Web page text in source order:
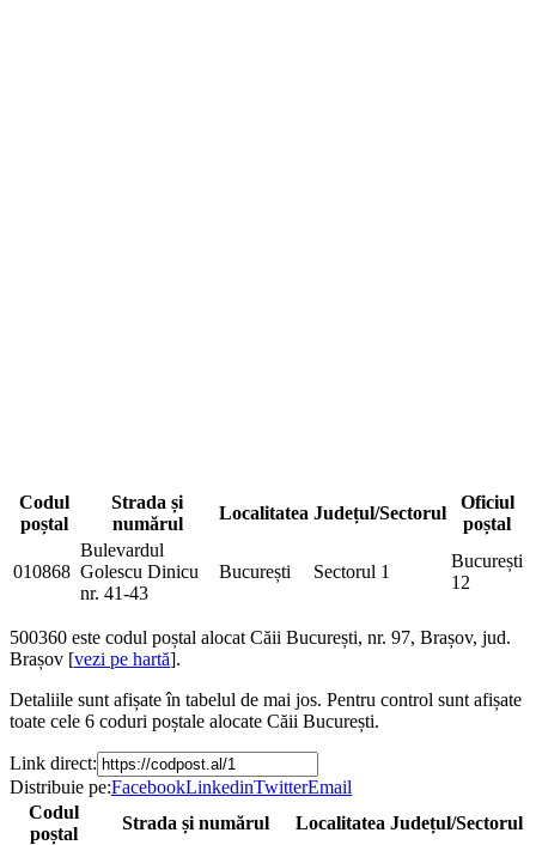
Codul
poștal
Strada și
numărul
Localitatea Județul/Sectorul
Oficiul
poștal
010868
Bulevardul
Golescu Dinicu
nr. 41-43
București Sectorul 1
București
12
500360 este codul poștal alocat Căii București, nr. 97, Brașov, jud.
Brașov [vezi pe hartă].
Detaliile sunt afișate în tabelul de mai jos. Pentru control sunt afișate
toate cele 6 coduri poștale alocate Căii București.
Link direct:
Distribuie pe:FacebookLinkedinTwitterEmail
Codul
poștal
Strada și numărul Localitatea Județul/Sectorul